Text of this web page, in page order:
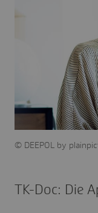
DEEPOL by
TK-Doc: Die